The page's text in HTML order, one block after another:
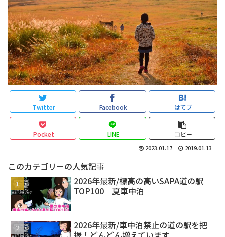
Twitter Facebook はてブ
Pocket LINE コピー
2023.01.17 2019.01.13
このカテゴリーの人気記事
2026年最新/標高の高いSAPA道の駅
TOP100 夏車中泊
2026年最新/車中泊禁止の道の駅を把